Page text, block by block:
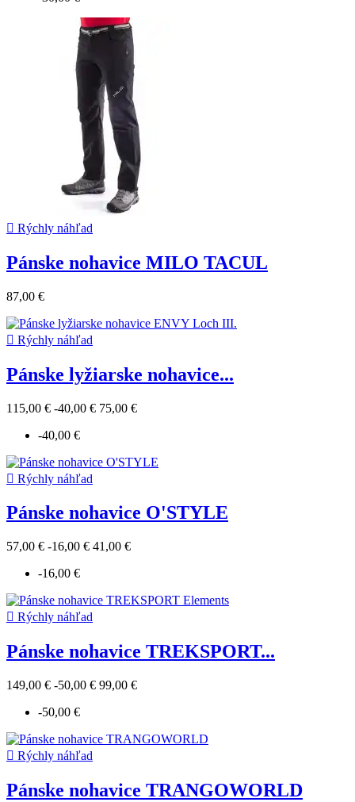
 Rýchly náhľad
Pánske nohavice MILO TACUL
87,00 €
 Rýchly náhľad
Pánske lyžiarske nohavice...
115,00 € -40,00 € 75,00 €
-40,00 €
 Rýchly náhľad
Pánske nohavice O'STYLE
57,00 € -16,00 € 41,00 €
-16,00 €
 Rýchly náhľad
Pánske nohavice TREKSPORT...
149,00 € -50,00 € 99,00 €
-50,00 €
 Rýchly náhľad
Pánske nohavice TRANGOWORLD